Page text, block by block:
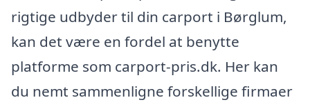
rigtige udbyder til din carport i Børglum,
kan det være en fordel at benytte
platforme som carport-pris.dk. Her kan
du nemt sammenligne forskellige firmaer